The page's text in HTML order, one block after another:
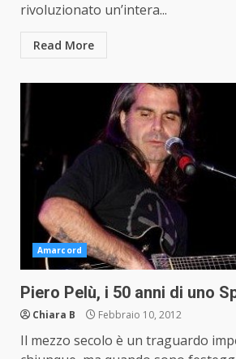
rivoluzionato un’intera...
Read More
Amarcord
Piero Pelù, i 50 anni di uno
Chiara B Febbraio 10, 2012
Il mezzo secolo è un traguardo